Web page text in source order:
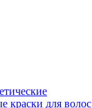
краски для волос